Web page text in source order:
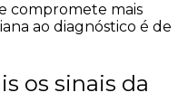
compromete mais
ao diagnóstico é de
os sinais da